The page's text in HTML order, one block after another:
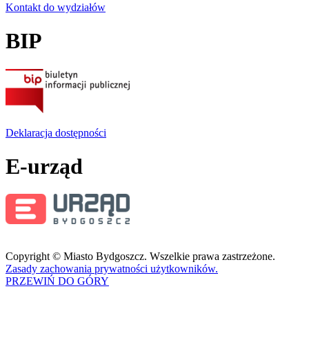
Kontakt do wydziałów
BIP
Deklaracja dostępności
E-urząd
Copyright © Miasto Bydgoszcz. Wszelkie prawa zastrzeżone.
Zasady zachowania prywatności użytkowników.
PRZEWIŃ DO GÓRY